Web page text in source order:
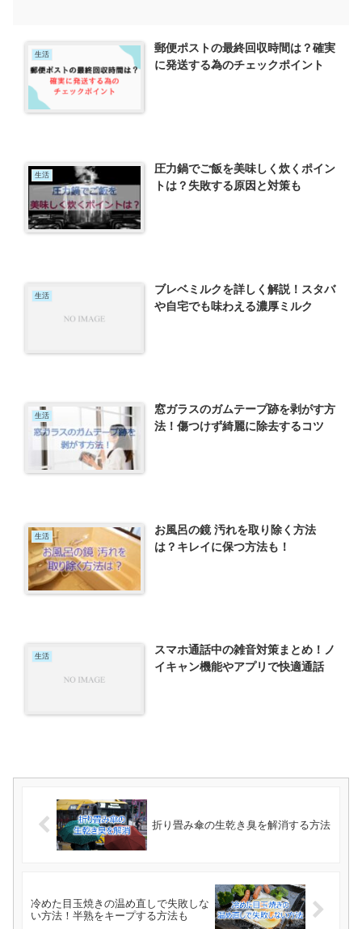
生活
郵便ポストの最終回収時間は？確実
に発送する為のチェックポイント
生活
圧力鍋でご飯を美味しく炊くポイン
トは？失敗する原因と対策も
生活
ブレベミルクを詳しく解説！スタバ
や自宅でも味わえる濃厚ミルク
生活
窓ガラスのガムテープ跡を剥がす方
法！傷つけず綺麗に除去するコツ
生活
お風呂の鏡 汚れを取り除く方法
は？キレイに保つ方法も！
生活
スマホ通話中の雑音対策まとめ！ノ
イキャン機能やアプリで快適通話
折り畳み傘の生乾き臭を解消する方法
冷めた目玉焼きの温め直しで失敗しな
い方法！半熟をキープする方法も